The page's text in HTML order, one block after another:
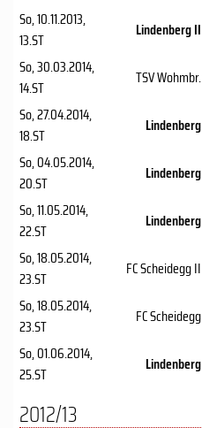
So, 10.11.2013,
13.ST
Lindenberg II
So, 30.03.2014,
14.ST
TSV Wohmbr.
So, 27.04.2014,
18.ST
Lindenberg
So, 04.05.2014,
20.ST
Lindenberg
So, 11.05.2014,
22.ST
Lindenberg
So, 18.05.2014,
23.ST
FC Scheidegg II
So, 18.05.2014,
23.ST
FC Scheidegg
So, 01.06.2014,
25.ST
Lindenberg
2012/13